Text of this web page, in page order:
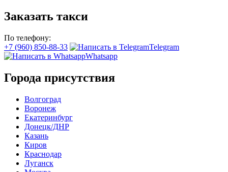
Заказать такси
По телефону:
+7 (960) 850-88-33
Telegram
Whatsapp
Города присутствия
Волгоград
Воронеж
Екатеринбург
Донецк/ДНР
Казань
Киров
Краснодар
Луганск